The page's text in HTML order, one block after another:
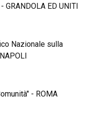
GRANDOLA ED UNITI
Nazionale sulla
- ROMA